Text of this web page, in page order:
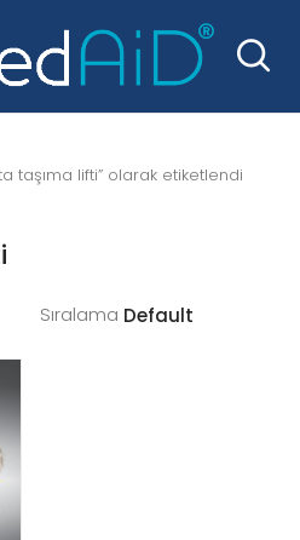
taşıma lifti” olarak etiketlendi
Sıralama